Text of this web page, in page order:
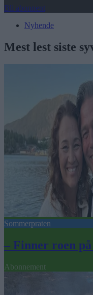
Bli abonnent
Nyhende
Mest lest siste
Sommerpraten
– Finner roen
Abonnement